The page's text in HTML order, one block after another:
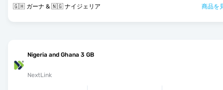
🇬🇭 ガーナ & 🇳🇬 ナイジェリア 商品を
Nigeria and Ghana 3 GB
NextLink